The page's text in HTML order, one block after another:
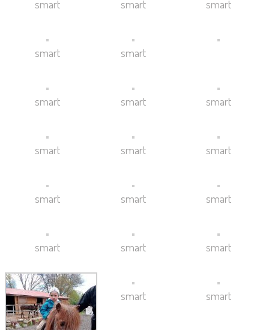
smart smart smart
smart smart
smart smart smart
smart smart smart
smart smart smart
smart smart smart
smart smart